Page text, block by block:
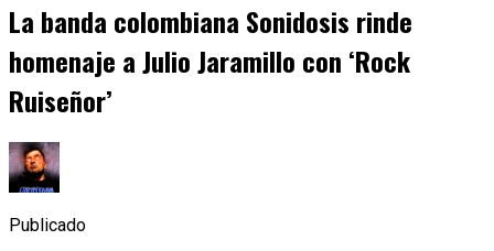
La banda colombiana Sonidosis rinde
homenaje a Julio Jaramillo con ‘Rock
Ruiseñor’
Publicado